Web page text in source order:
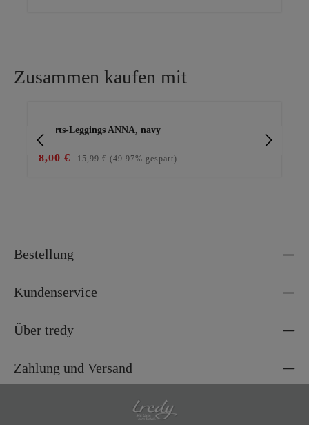
Zusammen kaufen mit
Shorts-Leggings ANNA, navy
8,00 € 15,99 €(49.97% gespart)
Bestellung
Kundenservice
Über tredy
Zahlung und Versand